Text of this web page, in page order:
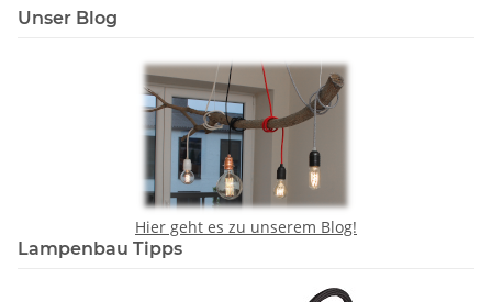
Unser Blog
Hier geht es zu unserem Blog!
Lampenbau Tipps